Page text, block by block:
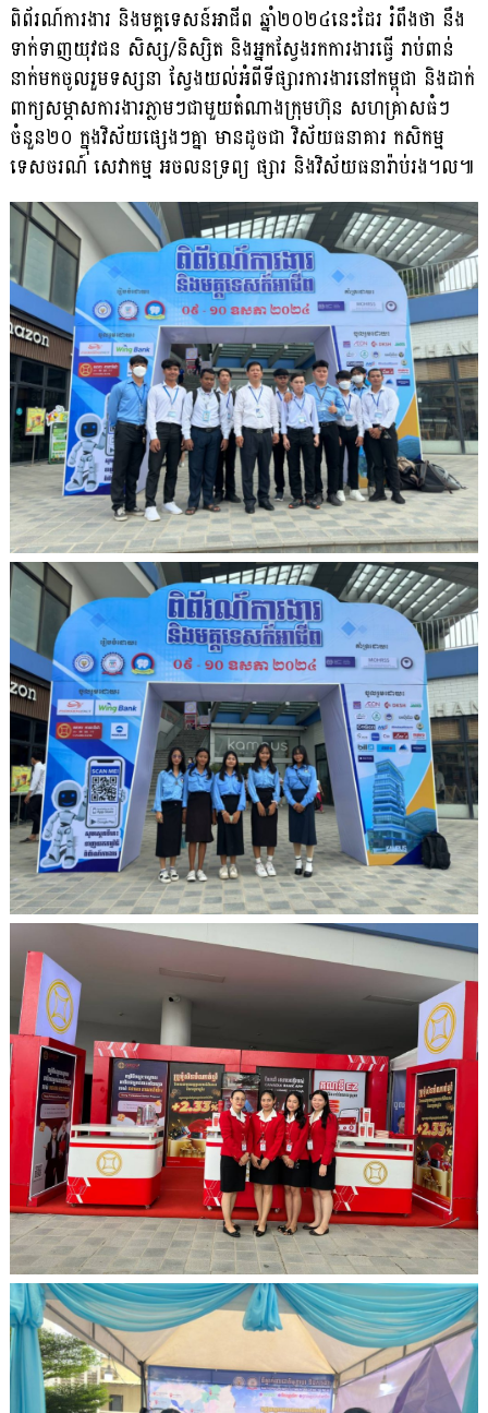
ពិព័រណ៍ការងារ និងមគ្គទេសន៍អាជីព ឆ្នាំ២០២៤នេះដែរ រំពឹងថា នឹង
ទាក់ទាញយុវជន សិស្ស/​និស្សិត និងអ្នកស្វែងរកការងារធ្វើ រាប់ពាន់
នាក់មកចូលរួមទស្សនា ស្វែង​យល់​អំពី​ទីផ្សារ​ការងារ​នៅ​កម្ពុជា និងដាក់
ពាក្យសម្ភាសការងារភ្លាមៗជាមួយតំណាងក្រុមហ៊ុន សហគ្រាសធំៗ
ចំនួន២០ ក្នុង​វិស័យផ្សេងៗគ្នា មានដូចជា វិស័យធនាគារ កសិកម្ម
ទេសចរណ៍ សេវាកម្ម អចលនទ្រព្យ ផ្សារ និងវិស័យធនារ៉ាប់រង។ល៕